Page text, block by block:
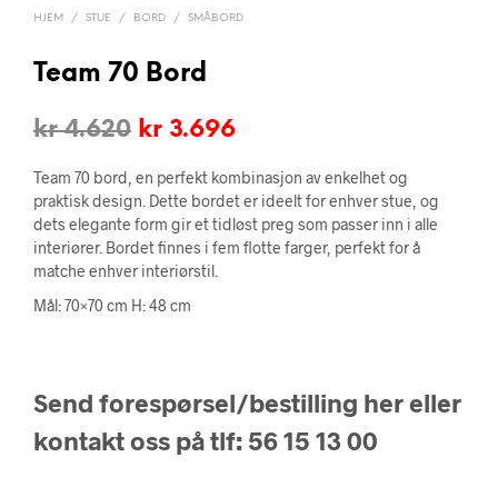
HJEM / STUE / BORD / SMÅBORD
Team 70 Bord
kr4.620 Opprinnelig
pris
var:
kr 4.620.
kr 3.696Nåværende
pris
er:
kr 3.696.
Team 70 bord, en perfekt kombinasjon av enkelhet og
praktisk design. Dette bordet er ideelt for enhver stue, og
dets elegante form gir et tidløst preg som passer inn i alle
interiører. Bordet finnes i fem flotte farger, perfekt for å
matche enhver interiørstil.
Mål: 70×70 cm H: 48 cm
Send forespørsel/bestilling her eller
kontakt oss på tlf: 56 15 13 00